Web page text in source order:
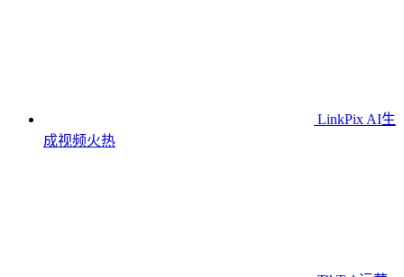
LinkPix AI生
成视频火热